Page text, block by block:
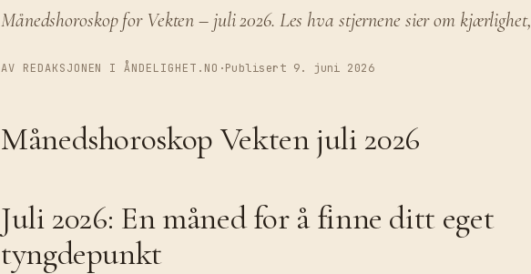
Månedshoroskop for Vekten – juli 2026. Les hva stjernene sier om
AV REDAKSJONEN I ÅNDELIGHET.NO ·Publisert 9. juni 2026
Månedshoroskop Vekten juli 2026
Juli 2026: En måned for å finne ditt eget
tyngdepunkt